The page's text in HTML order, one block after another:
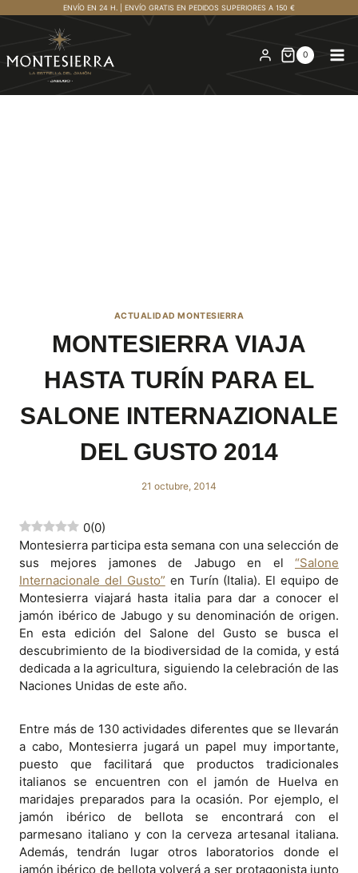
contenido
ENVÍO EN 24 H. | ENVÍO GRATIS EN PEDIDOS SUPERIORES A 150 €
0
ACTUALIDAD MONTESIERRA
MONTESIERRA VIAJA
HASTA TURÍN PARA EL
SALONE INTERNAZIONALE
DEL GUSTO 2014
21 octubre, 2014
0(0)
Montesierra participa esta semana con una selección de
sus mejores jamones de Jabugo en el “Salone
Internacionale del Gusto” en Turín (Italia). El equipo de
Montesierra viajará hasta italia para dar a conocer el
jamón ibérico de Jabugo y su denominación de origen.
En esta edición del Salone del Gusto se busca el
descubrimiento de la biodiversidad de la comida, y está
dedicada a la agricultura, siguiendo la celebración de las
Naciones Unidas de este año.
Entre más de 130 actividades diferentes que se llevarán
a cabo, Montesierra jugará un papel muy importante,
puesto que facilitará que productos tradicionales
italianos se encuentren con el jamón de Huelva en
maridajes preparados para la ocasión. Por ejemplo, el
jamón ibérico de bellota se encontrará con el
parmesano italiano y con la cerveza artesanal italiana.
Además, tendrán lugar otros laboratorios donde el
jamón ibérico de bellota volverá a ser protagonista junto